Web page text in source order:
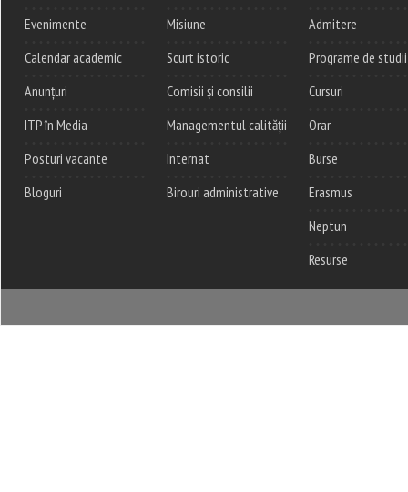
Evenimente
Calendar academic
Anunțuri
ITP în Media
Posturi vacante
Bloguri
Misiune
Scurt istoric
Comisii și consilii
Managementul calității
Internat
Birouri administrative
Admitere
Programe de studii
Cursuri
Orar
Burse
Erasmus
Neptun
Resurse